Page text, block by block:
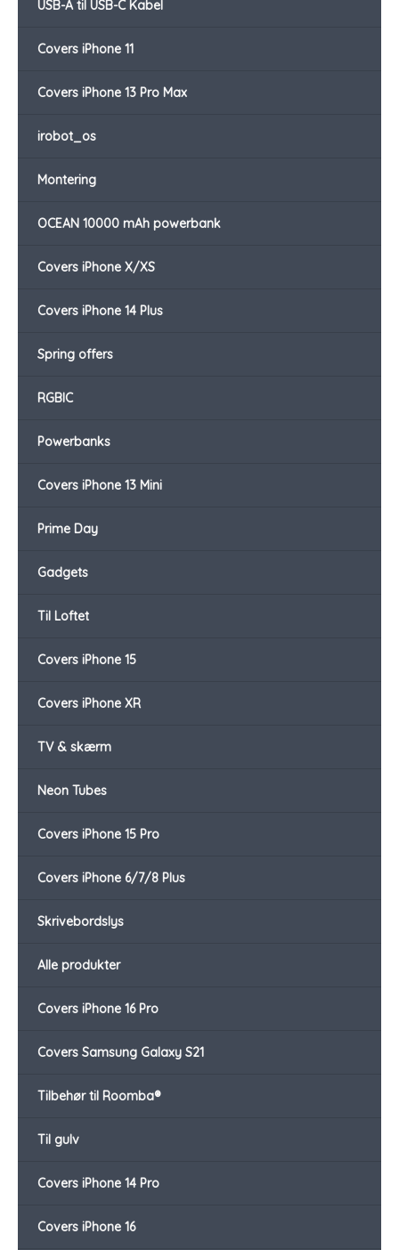
USB-A til USB-C Kabel
Covers iPhone 11
Covers iPhone 13 Pro Max
irobot_os
Montering
OCEAN 10000 mAh powerbank
Covers iPhone X/XS
Covers iPhone 14 Plus
Spring offers
RGBIC
Powerbanks
Covers iPhone 13 Mini
Prime Day
Gadgets
Til Loftet
Covers iPhone 15
Covers iPhone XR
TV & skærm
Neon Tubes
Covers iPhone 15 Pro
Covers iPhone 6/7/8 Plus
Skrivebordslys
Alle produkter
Covers iPhone 16 Pro
Covers Samsung Galaxy S21
Tilbehør til Roomba®
Til gulv
Covers iPhone 14 Pro
Covers iPhone 16